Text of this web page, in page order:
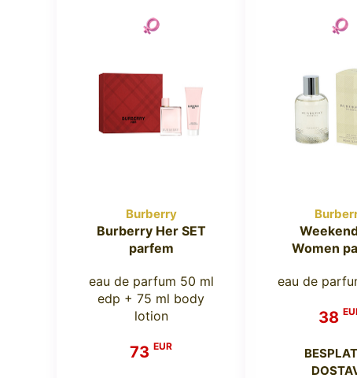
Burberry
Burberry Her SET
parfem
eau de parfum 50 ml
edp + 75 ml body
lotion
73 EUR
Women
eau de
38